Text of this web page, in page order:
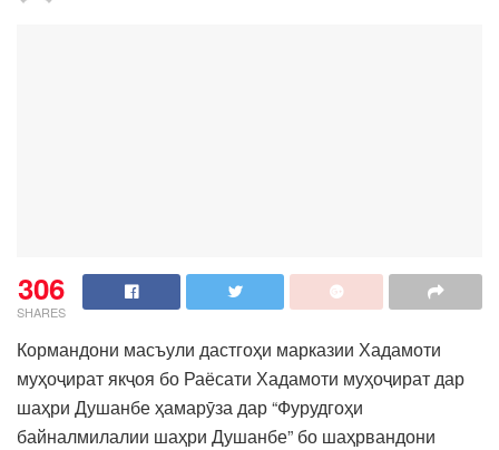
306
SHARES
Кормандони масъули дастгоҳи марказии Хадамоти
муҳоҷират якҷоя бо Раёсати Хадамоти муҳоҷират дар
шаҳри Душанбе ҳамарӯза дар “Фурудгоҳи
байналмилалии шаҳри Душанбе” бо шаҳрвандони